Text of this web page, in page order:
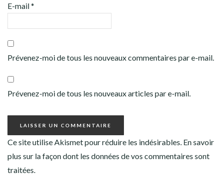
E-mail*
Prévenez-moi de tous les nouveaux commentaires par e-mail.
Prévenez-moi de tous les nouveaux articles par e-mail.
Ce site utilise Akismet pour réduire les indésirables. En savoir
plus sur la façon dont les données de vos commentaires sont
traitées